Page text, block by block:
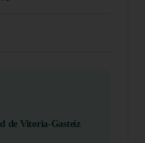
de Vitoria-Gasteiz